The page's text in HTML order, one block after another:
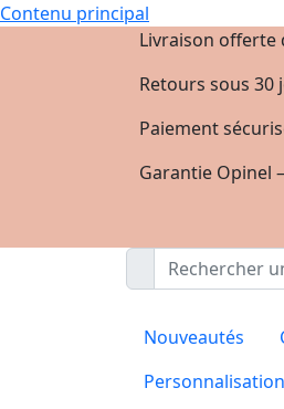
Contenu principal
Livraison
Retours sous 30
Paiement
Garantie Opinel
Nouveautés
Personnalisation